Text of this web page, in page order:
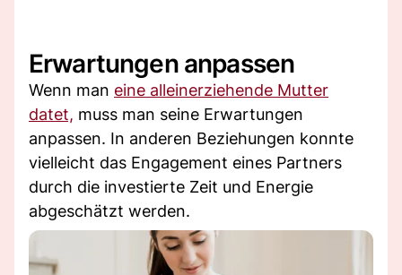
Erwartungen anpassen
Wenn man eine alleinerziehende Mutter
datet, muss man seine Erwartungen
anpassen. In anderen Beziehungen konnte
vielleicht das Engagement eines Partners
durch die investierte Zeit und Energie
abgeschätzt werden.